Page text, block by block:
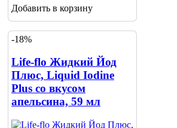
Добавить в корзину
-18%
Life-flo Жидкий Йод
Плюс, Liquid Iodine
Plus со вкусом
апельсина, 59 мл